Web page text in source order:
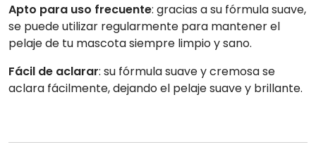
Apto para uso frecuente: gracias a su fórmula suave,
se puede utilizar regularmente para mantener el
pelaje de tu mascota siempre limpio y sano.
Fácil de aclarar: su fórmula suave y cremosa se
aclara fácilmente, dejando el pelaje suave y brillante.